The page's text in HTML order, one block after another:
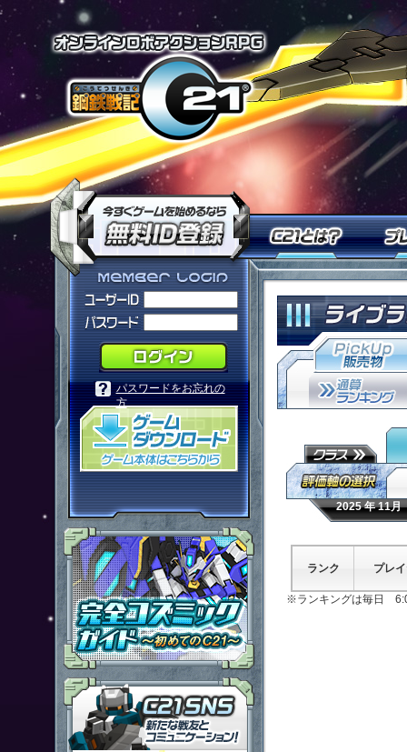
オンライン
Ｃ２１
今すぐ「鋼鉄戦記Ｃ２１」
「鋼鉄戦記Ｃ２１」メンバーロ
パスワードをお忘れの
方
「鋼鉄戦記Ｃ２１」ゲームダウン
2025 年 11
ランク プレ
※ランキングは毎日
「鋼鉄戦記Ｃ２１」ＳＮＳ